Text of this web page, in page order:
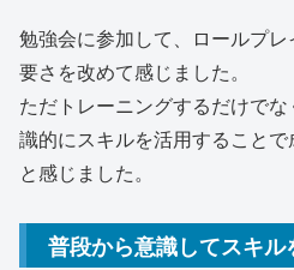
勉強会に参加して、ロールプ
要さを改めて感じました。
ただトレーニングするだけで
識的にスキルを活用すること
と感じました。
普段から意識してスキ